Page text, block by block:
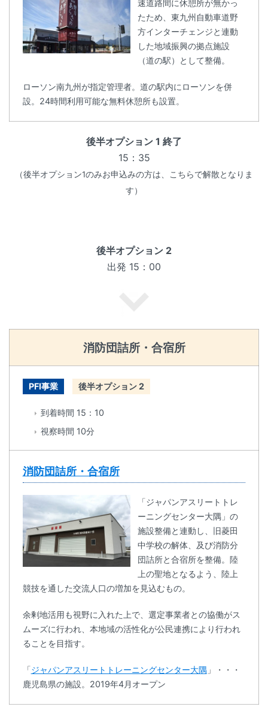
速道路間に休憩所が無かっ
たため、東九州自動車道野
方インターチェンジと連動
した地域振興の拠点施設
（道の駅）として整備。
ローソン南九州が指定管理者。道の駅内にローソンを併
設。24時間利用可能な無料休憩所も設置。
後半オプション 1 終了
15：35
（後半オプション1のみお申込みの方は、こちらで解散となりま
す）
後半オプション 2
出発 15：00
消防団詰所・合宿所
PFI事業 後半オプション 2
到着時間 15：10
視察時間 10分
消防団詰所・合宿所
「ジャパンアスリートトレ
ーニングセンター大隅」の
施設整備と連動し、旧菱田
中学校の解体、及び消防分
団詰所と合宿所を整備。陸
上の聖地となるよう、陸上
競技を通した交流人口の増加を見込むもの。
余剰地活用も視野に入れた上で、選定事業者との協働がス
ムーズに行われ、本地域の活性化が公民連携により行われ
ることを目指す。
「ジャパンアスリートトレーニングセンター大隅」・・・
鹿児島県の施設。2019年4月オープン